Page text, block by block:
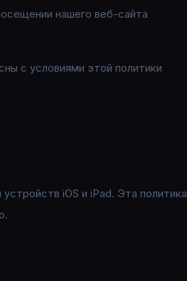
нашего веб-сайта
с условиями этой политики
iOS и iPad. Эта политика